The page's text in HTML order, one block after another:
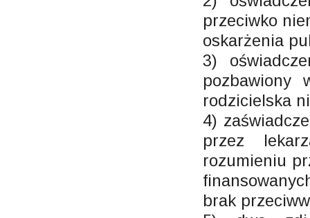
przeciwko
oskarżenia
3)
pozbawiony
rodzicielska
4)
przez
rozumieniu
brak